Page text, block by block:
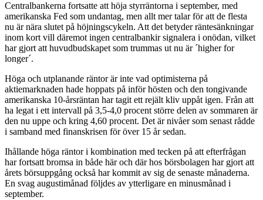
Centralbankerna fortsatte att höja styrräntorna i september, med
amerikanska Fed som undantag, men allt mer talar för att de flesta
nu är nära slutet på höjningscykeln. Att det betyder räntesänkningar
inom kort vill däremot ingen centralbankir signalera i onödan, vilket
har gjort att huvudbudskapet som trummas ut nu är ´higher for
longer´.
Höga och utplanande räntor är inte vad optimisterna på
aktiemarknaden hade hoppats på inför hösten och den tongivande
amerikanska 10-årsräntan har tagit ett rejält kliv uppåt igen. Från att
ha legat i ett intervall på 3,5-4,0 procent större delen av sommaren är
den nu uppe och kring 4,60 procent. Det är nivåer som senast rådde
i samband med finanskrisen för över 15 år sedan.
Ihållande höga räntor i kombination med tecken på att efterfrågan
har fortsatt bromsa in både här och där hos börsbolagen har gjort att
årets börsuppgång också har kommit av sig de senaste månaderna.
En svag augustimånad följdes av ytterligare en minusmånad i
september.